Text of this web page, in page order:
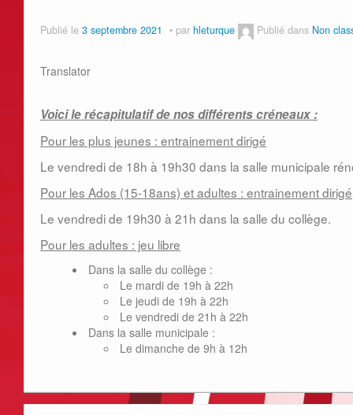
Publié le 3 septembre 2021 par hleturque Publié dans Non
Translator
Voici le récapitulatif de nos différents créneaux :
Pour les plus jeunes : entrainement dirigé
Le vendredi de 18h à 19h30 dans la salle municipale
Pour les Ados (15-18ans) et adultes : entrainement dirigé
Le vendredi de 19h30 à 21h dans la salle du collège.
Pour les adultes : jeu libre
Dans la salle du collège :
Le mardi de 19h à 22h
Le jeudi de 19h à 22h
Le vendredi de 21h à 22h
Dans la salle municipale :
Le dimanche de 9h à 12h